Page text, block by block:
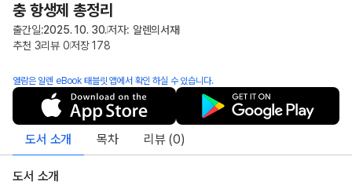
충 항생제 총정리
출간일:2025. 10. 30.저자: 알렌의서재
추천 3리뷰 0저장178
열람은 알렌 eBook 태블릿 앱에서 확인 하실 수 있습니다.
도서 소개 목차 리뷰 (0)
도서 소개